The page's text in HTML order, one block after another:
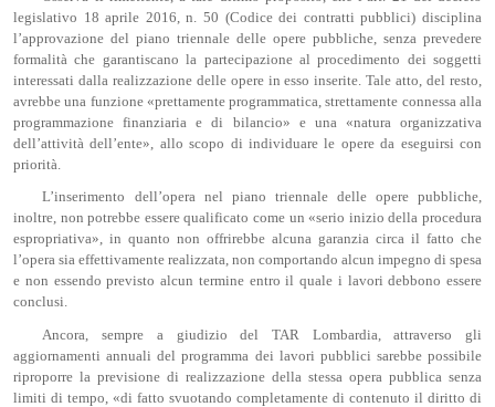
legislativo 18 aprile 2016, n. 50 (Codice dei contratti pubblici) disciplina
l’approvazione del piano triennale delle opere pubbliche, senza prevedere
formalità che garantiscano la partecipazione al procedimento dei soggetti
interessati dalla realizzazione delle opere in esso inserite. Tale atto, del resto,
avrebbe una funzione «prettamente programmatica, strettamente connessa alla
programmazione finanziaria e di bilancio» e una «natura organizzativa
dell’attività dell’ente», allo scopo di individuare le opere da eseguirsi con
priorità.
L’inserimento dell’opera nel piano triennale delle opere pubbliche,
inoltre, non potrebbe essere qualificato come un «serio inizio della procedura
espropriativa», in quanto non offrirebbe alcuna garanzia circa il fatto che
l’opera sia effettivamente realizzata, non comportando alcun impegno di spesa
e non essendo previsto alcun termine entro il quale i lavori debbono essere
conclusi.
Ancora, sempre a giudizio del TAR Lombardia, attraverso gli
aggiornamenti annuali del programma dei lavori pubblici sarebbe possibile
riproporre la previsione di realizzazione della stessa opera pubblica senza
limiti di tempo, «di fatto svuotando completamente di contenuto il diritto di